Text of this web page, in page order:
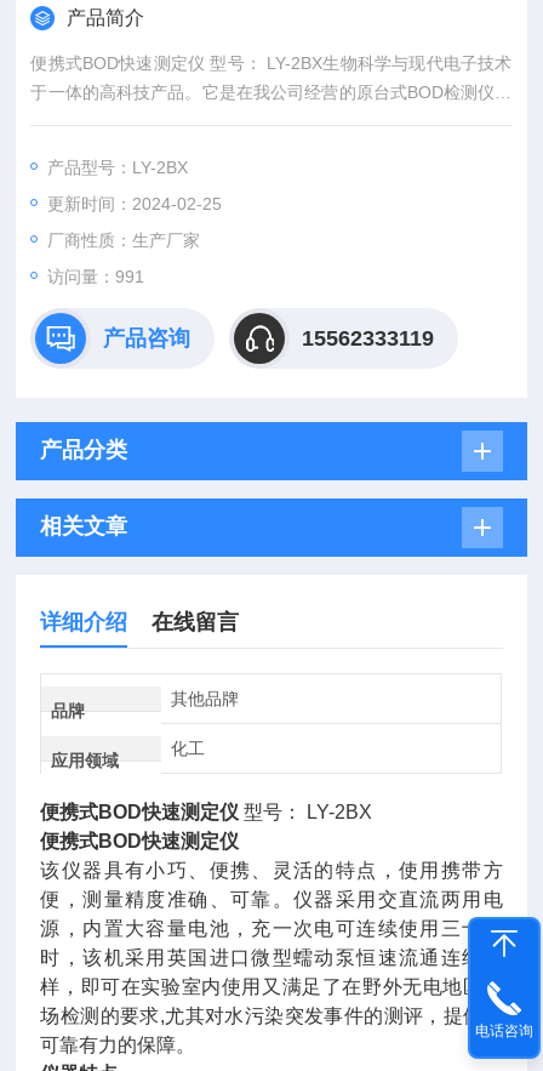
产品简介
便携式BOD快速测定仪 型号： LY-2BX生物科学与现代电子技术
于一体的高科技产品。它是在我公司经营的原台式BOD检测仪的
基础上，根据市场特点及用户需求专门研制开发的手提便携式新
带方便，测量精度准确、可靠。
产品型号：LY-2BX
更新时间：2024-02-25
厂商性质：生产厂家
访问量：991
产品咨询 15562333119
产品分类
相关文章
详细介绍 在线留言
品牌
其他品牌
应用领域
化工
便携式BOD快速测定仪 型号： LY-2BX
便携式BOD快速测定仪
该仪器具有小巧、便携、灵活的特点，使用携带方
便，测量精度准确、可靠。仪器采用交直流两用电
源，内置大容量电池，充一次电可连续使用三十小
时，该机采用英国进口微型蠕动泵恒速流通连续进
样，即可在实验室内使用又满足了在野外无电地区现
场检测的要求,尤其对水污染突发事件的测评，提供了
可靠有力的保障。
电话咨询